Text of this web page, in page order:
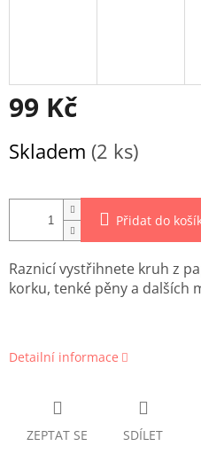
99 Kč
cena:
Skladem (2 ks)
Přidat do
Raznicí vystřihnete kruh z
korku, tenké pěny a dalších
Detailní informace
ZEPTAT SE SDÍLET